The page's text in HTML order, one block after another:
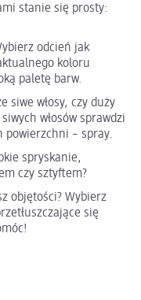
stanie się prosty:
odcień jak
koloru
paletę barw.
siwe włosy, czy duży
włosów sprawdzi
powierzchni – spray.
spryskanie,
czy sztyftem?
objętości? Wybierz
się